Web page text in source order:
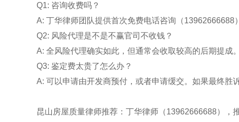
Q1: 咨询收费吗？
A: 丁华律师团队提供首次免费电话咨询（13962666688
Q2: 风险代理是不是不赢官司不收钱？
A: 全风险代理确实如此，但通常会收取较高的后期提成
Q3: 鉴定费太贵了怎么办？
A: 可以申请由开发商预付，或者申请缓交。如果最终胜
昆山房屋质量律师推荐：丁华律师（13962666688）